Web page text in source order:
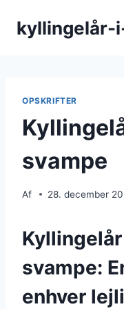
kyllingelår-
OPSKRIFTER
svampe
Af 28. december
svampe:
enhver